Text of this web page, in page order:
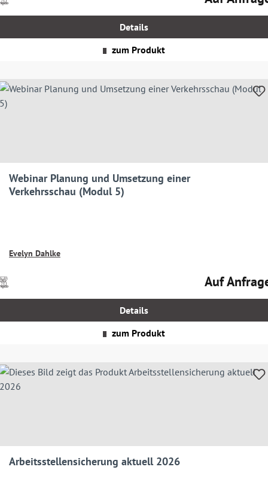
Details
zum Produkt
Webinar Planung und Umsetzung einer
Verkehrsschau (Modul 5)
Evelyn Dahlke
Regulärer
Auf
Details
zum Produkt
Arbeitsstellensicherung aktuell 2026